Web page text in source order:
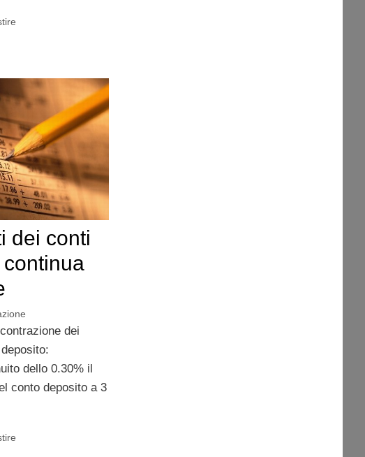
dei conti
dei
dello 0.30% il
conto deposito a 3